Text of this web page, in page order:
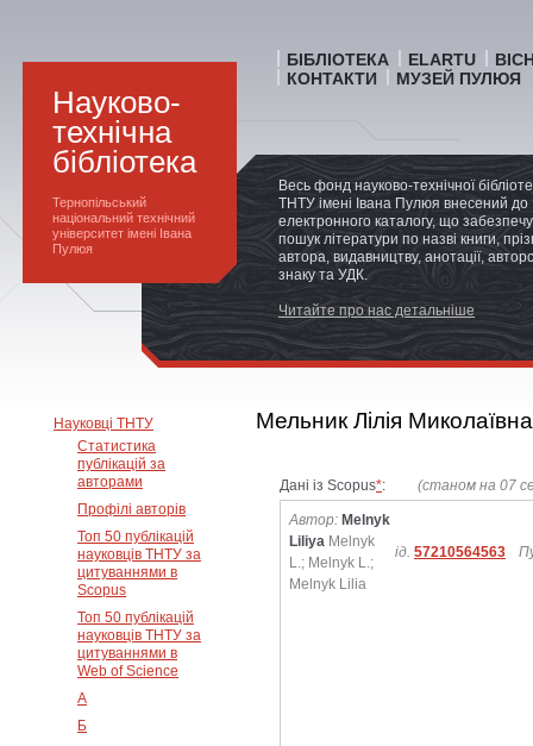
Науково-
технічна
бібліотека
Тернопільський
національний технічний
університет імені Івана
Пулюя
БІБЛІОТЕКА ELARTU
КОНТАКТИ
МУЗЕЙ ПУЛЮЯ
Весь фонд науково-технічної
ТНТУ імені Івана Пулюя внесений до
електронного каталогу, що
пошук літератури по назві книги,
автора, видавництву, анотації,
знаку та УДК.
Читайте про нас детальніше
Науковці ТНТУ
Статистика
публікацій за
авторами
Профілі авторів
Топ 50 публікацій
науковців ТНТУ за
цитуваннями в
Scopus
Топ 50 публікацій
науковців ТНТУ за
цитуваннями в
Web of Science
А
Б
Мельник Лілія Миколаївна
Дані із Scopus*: (станом на 07
Автор: Melnyk
Liliya Melnyk
L.; Melnyk L.;
Melnyk Lilia
ід. 57210564563